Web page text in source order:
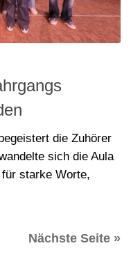
die Zuhörer
sich die Aula
starke Worte,
Nächste Seite »